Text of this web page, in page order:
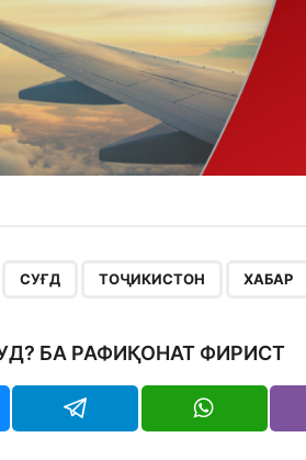
СУҒД ТОҶИКИСТОН ХАБАР
БА РАФИҚОНАТ ФИРИСТ